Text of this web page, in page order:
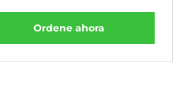
Ordene ahora